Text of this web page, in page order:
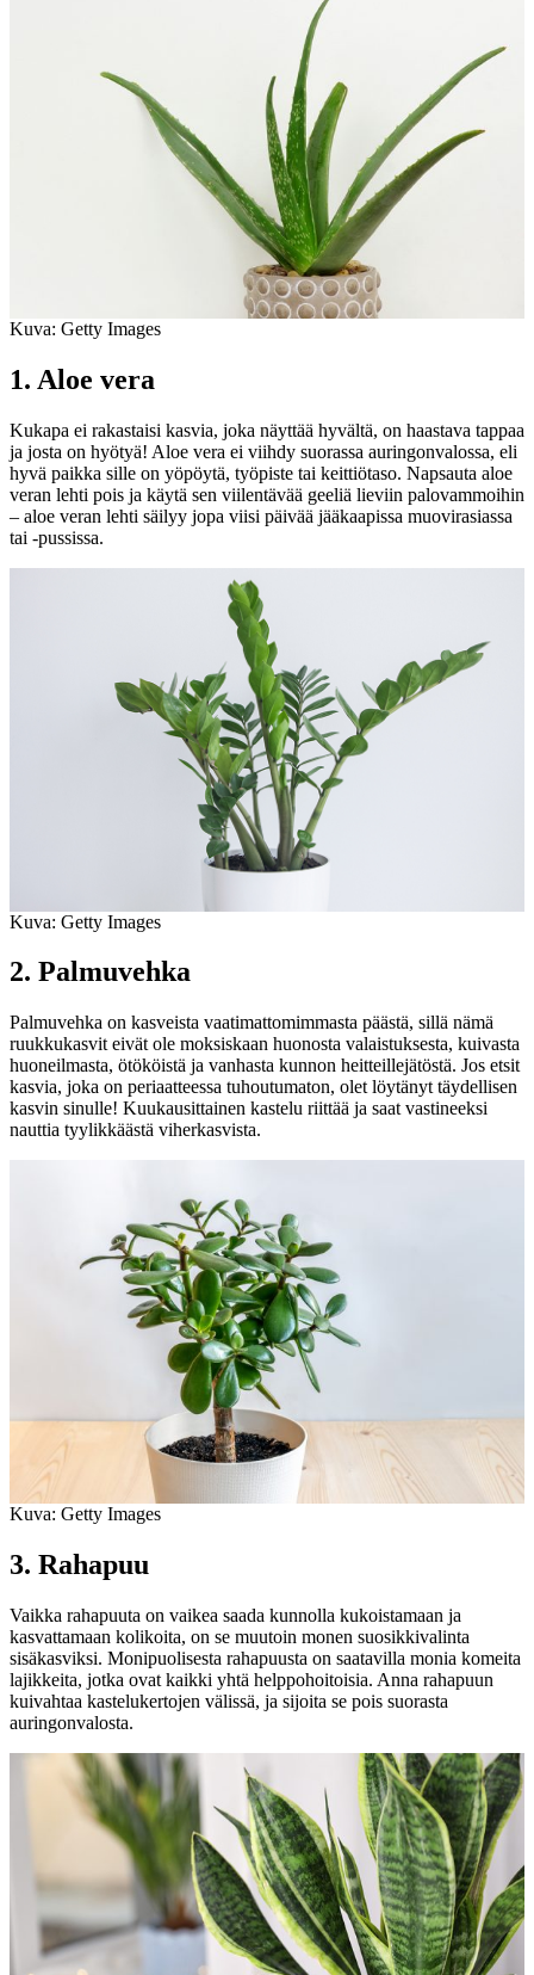
Kuva: Getty Images
1. Aloe vera
Kukapa ei rakastaisi kasvia, joka näyttää hyvältä, on haastava tappaa
ja josta on hyötyä! Aloe vera ei viihdy suorassa auringonvalossa, eli
hyvä paikka sille on yöpöytä, työpiste tai keittiötaso. Napsauta aloe
veran lehti pois ja käytä sen viilentävää geeliä lieviin palovammoihin
– aloe veran lehti säilyy jopa viisi päivää jääkaapissa muovirasiassa
tai -pussissa.
Kuva: Getty Images
2. Palmuvehka
Palmuvehka on kasveista vaatimattomimmasta päästä, sillä nämä
ruukkukasvit eivät ole moksiskaan huonosta valaistuksesta, kuivasta
huoneilmasta, ötököistä ja vanhasta kunnon heitteillejätöstä. Jos etsit
kasvia, joka on periaatteessa tuhoutumaton, olet löytänyt täydellisen
kasvin sinulle! Kuukausittainen kastelu riittää ja saat vastineeksi
nauttia tyylikkäästä viherkasvista.
Kuva: Getty Images
3. Rahapuu
Vaikka rahapuuta on vaikea saada kunnolla kukoistamaan ja
kasvattamaan kolikoita, on se muutoin monen suosikkivalinta
sisäkasviksi. Monipuolisesta rahapuusta on saatavilla monia komeita
lajikkeita, jotka ovat kaikki yhtä helppohoitoisia. Anna rahapuun
kuivahtaa kastelukertojen välissä, ja sijoita se pois suorasta
auringonvalosta.